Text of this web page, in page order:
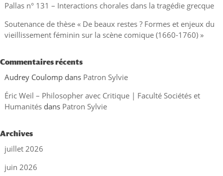
Pallas n° 131 – Interactions chorales dans la tragédie grecque
Soutenance de thèse « De beaux restes ? Formes et enjeux du
vieillissement féminin sur la scène comique (1660-1760) »
Commentaires récents
Audrey Coulompdans Patron Sylvie
Éric Weil – Philosopher avec Critique | Faculté Sociétés et
Humanitésdans Patron Sylvie
Archives
juillet 2026
juin 2026